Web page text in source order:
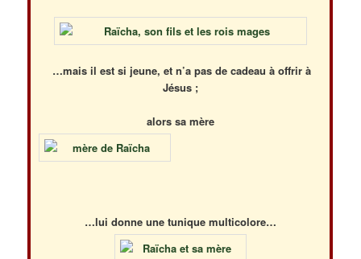
…mais il est si jeune, et n’a pas de cadeau à offrir à
Jésus ;
alors sa mère
…lui donne une tunique multicolore…